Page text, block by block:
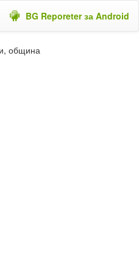
BG Reporeter за Android
община